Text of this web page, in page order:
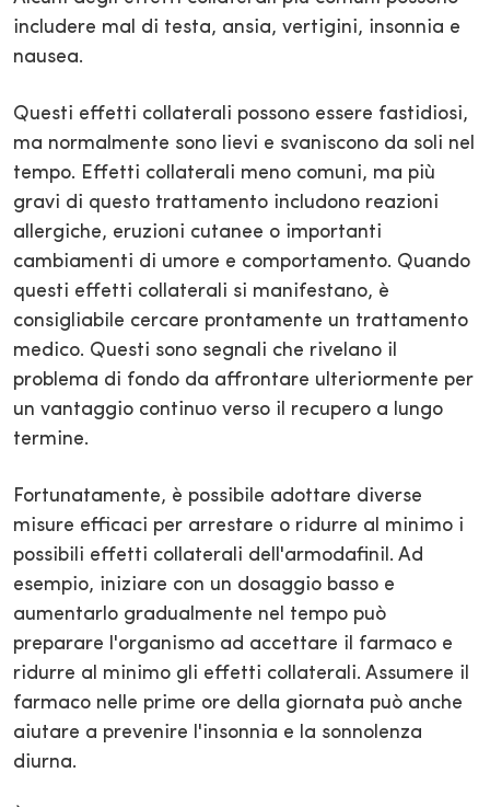
includere mal di testa, ansia, vertigini, insonnia e
nausea.
Questi effetti collaterali possono essere fastidiosi,
ma normalmente sono lievi e svaniscono da soli nel
tempo. Effetti collaterali meno comuni, ma più
gravi di questo trattamento includono reazioni
allergiche, eruzioni cutanee o importanti
cambiamenti di umore e comportamento. Quando
questi effetti collaterali si manifestano, è
consigliabile cercare prontamente un trattamento
medico. Questi sono segnali che rivelano il
problema di fondo da affrontare ulteriormente per
un vantaggio continuo verso il recupero a lungo
termine.
Fortunatamente, è possibile adottare diverse
misure efficaci per arrestare o ridurre al minimo i
possibili effetti collaterali dell'armodafinil. Ad
esempio, iniziare con un dosaggio basso e
aumentarlo gradualmente nel tempo può
preparare l'organismo ad accettare il farmaco e
ridurre al minimo gli effetti collaterali. Assumere il
farmaco nelle prime ore della giornata può anche
aiutare a prevenire l'insonnia e la sonnolenza
diurna.